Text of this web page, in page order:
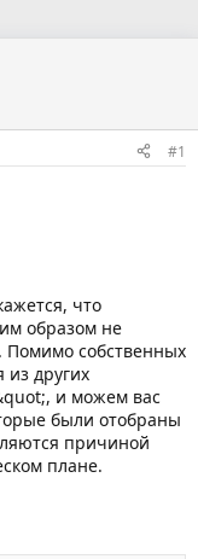
#1
что
образом не
Помимо собственных
из других
и можем вас
были отобраны
причиной
плане.